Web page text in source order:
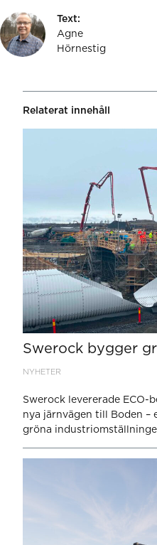
Text:
Agne
Hörnestig
Relaterat innehåll
Swerock bygger
NYHETER
Swerock levererade
nya järnvägen till Boden –
gröna